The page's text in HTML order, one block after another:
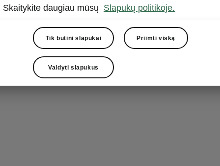
karinės transporto priemonės. 1924 m. gamyklą iš
milžine iš Plzeno – „Škoda“.
Skaitykite daugiau mūsų Slapukų politikoje.
Tik būtini slapukai Priimti viską
Valdyti slapukus